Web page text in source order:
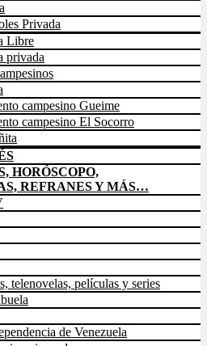
Privada
Libre
privada
campesino Gueime
campesino El Socorro
HORÓSCOPO,
REFRANES Y MÁS…
telenovelas, películas y series
de Venezuela